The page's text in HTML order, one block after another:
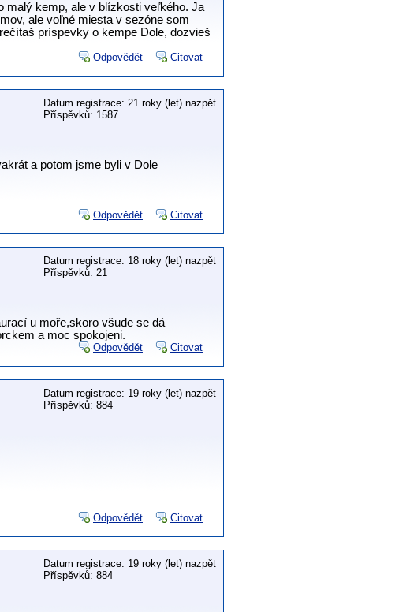
malý kemp, ale v blízkosti veľkého. Ja
ale voľné miesta v sezóne som
príspevky o kempe Dole, dozvieš
Odpovědět Citovat
Datum registrace: 21 roky (let) nazpět
Příspěvků: 1587
a potom jsme byli v Dole
Odpovědět Citovat
Datum registrace: 18 roky (let) nazpět
Příspěvků: 21
u moře,skoro všude se dá
a moc spokojeni.
Odpovědět Citovat
Datum registrace: 19 roky (let) nazpět
Příspěvků: 884
Odpovědět Citovat
Datum registrace: 19 roky (let) nazpět
Příspěvků: 884